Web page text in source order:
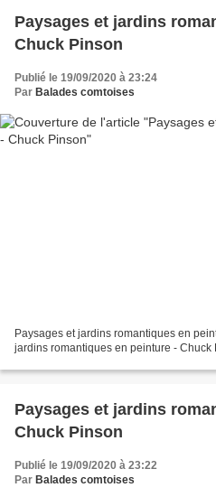
Paysages et jardins
Chuck Pinson
Publié le 19/09/2020 à 23:24
Par Balades comtoises
Paysages et jardins romantiques en
jardins romantiques en
Paysages et jardins
Chuck Pinson
Publié le 19/09/2020 à 23:22
Par Balades comtoises